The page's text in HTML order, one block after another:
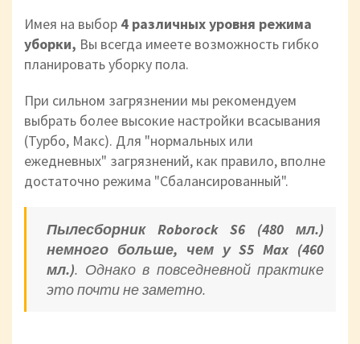
Имея на выбор 4 различных уровня режима
уборки, Вы всегда имеете возможность гибко
планировать уборку пола.
При сильном загрязнении мы рекомендуем
выбрать более высокие настройки всасывания
(Турбо, Макс). Для "нормальных или
ежедневных" загрязнений, как правило, вполне
достаточно режима "Сбалансированный".
Пылесборник Roborock S6 (480 мл.)
немного больше, чем у S5 Max (460
мл.). Однако в повседневной практике
это почти не заметно.